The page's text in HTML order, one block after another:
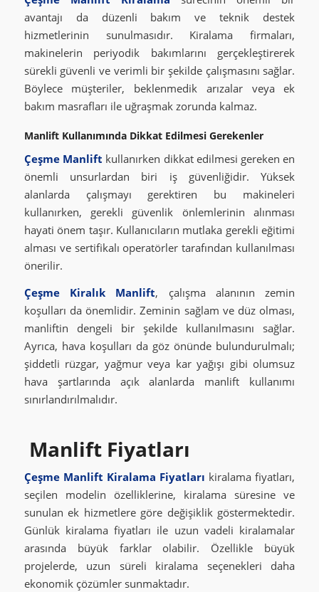
avantajı da düzenli bakım ve teknik destek
hizmetlerinin sunulmasıdır. Kiralama firmaları,
makinelerin periyodik bakımlarını gerçekleştirerek
sürekli güvenli ve verimli bir şekilde çalışmasını sağlar.
Böylece müşteriler, beklenmedik arızalar veya ek
bakım masrafları ile uğraşmak zorunda kalmaz.
Manlift Kullanımında Dikkat Edilmesi Gerekenler
Çeşme Manlift kullanırken dikkat edilmesi gereken en
önemli unsurlardan biri iş güvenliğidir. Yüksek
alanlarda çalışmayı gerektiren bu makineleri
kullanırken, gerekli güvenlik önlemlerinin alınması
hayati önem taşır. Kullanıcıların mutlaka gerekli eğitimi
alması ve sertifikalı operatörler tarafından kullanılması
önerilir.
Çeşme Kiralık Manlift, çalışma alanının zemin
koşulları da önemlidir. Zeminin sağlam ve düz olması,
manliftin dengeli bir şekilde kullanılmasını sağlar.
Ayrıca, hava koşulları da göz önünde bulundurulmalı;
şiddetli rüzgar, yağmur veya kar yağışı gibi olumsuz
hava şartlarında açık alanlarda manlift kullanımı
sınırlandırılmalıdır.
Manlift Fiyatları
Çeşme Manlift Kiralama Fiyatları kiralama fiyatları,
seçilen modelin özelliklerine, kiralama süresine ve
sunulan ek hizmetlere göre değişiklik göstermektedir.
Günlük kiralama fiyatları ile uzun vadeli kiralamalar
arasında büyük farklar olabilir. Özellikle büyük
projelerde, uzun süreli kiralama seçenekleri daha
ekonomik çözümler sunmaktadır.